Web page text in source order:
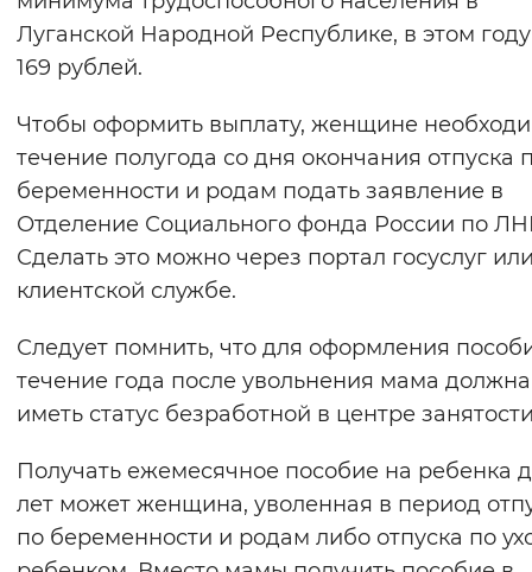
Вернуть стандартные настройки
Луганской Народной Республике, в этом году
169 рублей.
Чтобы оформить выплату, женщине
течение полугода со дня окончания отпуска
беременности и родам подать заявление в
Отделение Социального фонда России по
Сделать это можно через портал госуслуг
клиентской службе.
Следует помнить, что для оформления
течение года после увольнения мама должна
иметь статус безработной в центре
Получать ежемесячное пособие на ребенка
лет может женщина, уволенная в период
по беременности и родам либо отпуска по